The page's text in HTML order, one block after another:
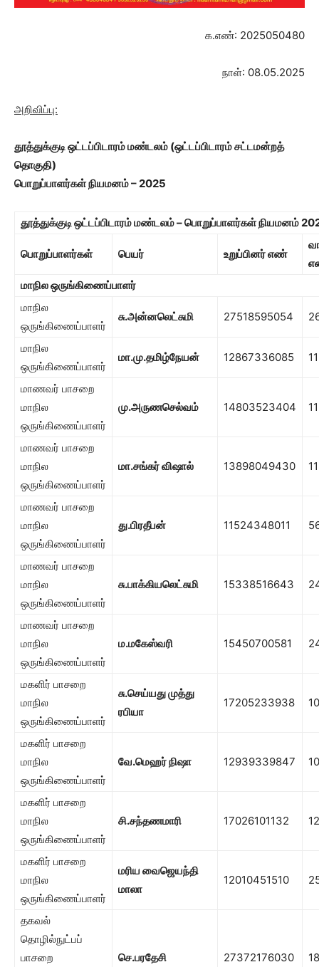
க.எண்: 2025050480
நாள்: 08.05.2025
அறிவிப்பு:
தூத்துக்குடி ஒட்டப்பிடாரம் மண்டலம் (ஒட்டப்பிடாரம் சட்டமன்றத்
தொகுதி)
பொறுப்பாளர்கள் நியமனம் – 2025
தூத்துக்குடி ஒட்டப்பிடாரம் மண்டலம் – பொறுப்பாளர்கள் நியமனம்
பொறுப்பாளர்கள் பெயர் உறுப்பினர் எண்
மாநில ஒருங்கிணைப்பாளர்
மாநில
ஒருங்கிணைப்பாளர்
சு.அன்னலெட்சுமி 27518595054
மாநில
ஒருங்கிணைப்பாளர்
மா.மு.தமிழ்நேயன் 12867336085
மாணவர் பாசறை
மாநில
ஒருங்கிணைப்பாளர்
மு.அருணசெல்வம் 14803523404
மாணவர் பாசறை
மாநில
ஒருங்கிணைப்பாளர்
மா.சங்கர் விஷால் 13898049430
மாணவர் பாசறை
மாநில
ஒருங்கிணைப்பாளர்
து.பிரதீபன் 11524348011
மாணவர் பாசறை
மாநில
ஒருங்கிணைப்பாளர்
சு.பாக்கியலெட்சுமி 15338516643
மாணவர் பாசறை
மாநில
ஒருங்கிணைப்பாளர்
ம.மகேஸ்வரி 15450700581
மகளிர் பாசறை
மாநில
ஒருங்கிணைப்பாளர்
சு.செய்யது முத்து
ரபியா
17205233938
மகளிர் பாசறை
மாநில
ஒருங்கிணைப்பாளர்
வே.மெஹர் நிஷா 12939339847
மகளிர் பாசறை
மாநில
ஒருங்கிணைப்பாளர்
சி.சந்தணமாரி 17026101132 12
மகளிர் பாசறை
மாநில
ஒருங்கிணைப்பாளர்
மரிய வைஜெயந்தி
மாலா
12010451510
தகவல்
தொழில்நுட்பப்
பாசறை
செ.பரதேசி 27372176030